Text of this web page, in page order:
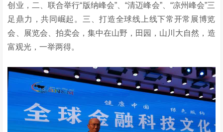
创业，二、联合举行“版纳峰会”、“清迈峰会”、“凉州峰会”三
足鼎力，共同崛起。三、打造全球线上线下常开常展博览
会、展览会、拍卖会，集中在山野，田园，山川大自然，造
富观光，一举两得。